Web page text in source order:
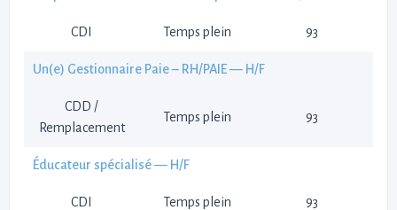
CDI Temps plein 93
Un(e) Gestionnaire Paie – RH/PAIE — H/F
CDD /
Remplacement
Temps plein 93
Éducateur spécialisé — H/F
CDI Temps plein 93